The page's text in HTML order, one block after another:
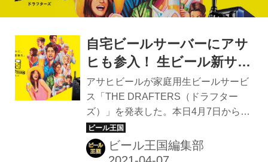
自宅ビールサーバーにアサ
ヒも参入！ 生ビール新サー
ビス「THE
DRAFTERS（ドラフター
ズ）」
アサヒビールが家庭用生ビールサービ
ス「THE DRAFTERS（ドラフター
ズ）」を発表した。本日4月7日から会
員募集開始、5月25日からサービス開
始する。 アサヒ ドラフターズ｜本格
泡リッチサーバーをレンタルする生ビ
ビール王国編集部